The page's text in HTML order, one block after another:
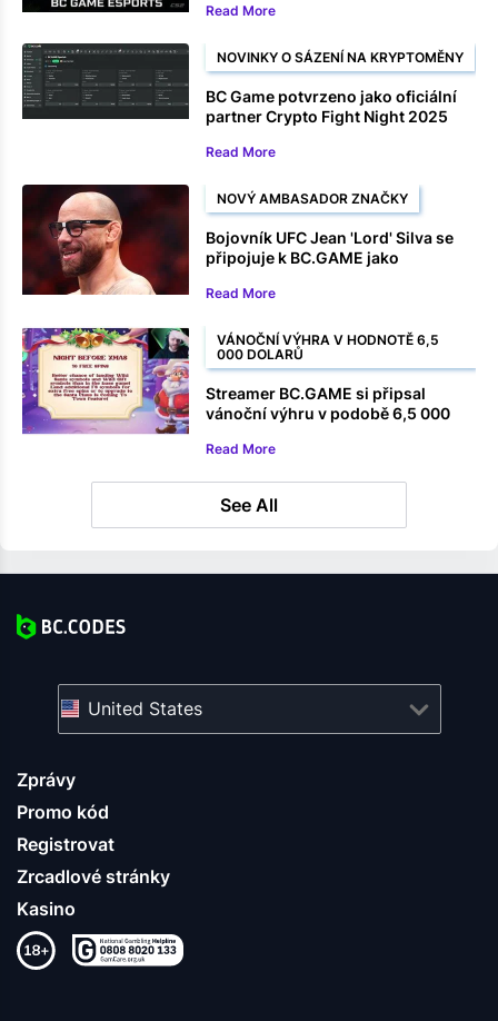
Read More
NOVINKY O SÁZENÍ NA KRYPTOMĚNY
BC Game potvrzeno jako oficiální
partner Crypto Fight Night 2025
Read More
NOVÝ AMBASADOR ZNAČKY
Bojovník UFC Jean 'Lord' Silva se
připojuje k BC.GAME jako
Read More
VÁNOČNÍ VÝHRA V HODNOTĚ 6,5
000 DOLARŮ
Streamer BC.GAME si připsal
vánoční výhru v podobě 6,5 000
Read More
See All
Zprávy
Promo kód
Registrovat
Zrcadlové stránky
Kasino
United States